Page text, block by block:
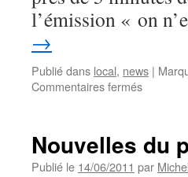
l’émission « on
→
Publié dans local, news |
Commentaires ferméssur
libre,
pour
Nouvelles du
Publié le 14/06/2011 par